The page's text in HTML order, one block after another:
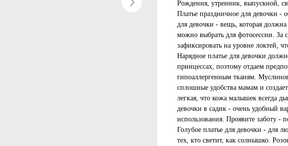
Рождения, утренник, выпускной,
Платье праздничное для девочки -
для девочки - вещь, которая
можно выбрать для фотосессии. За
зафиксировать на уровне локтей,
Нарядное платье для девочки
принцессах, поэтому отдаем
гипоаллергенным тканям.
сплошные удобства мамам и
легкая, что кожа малышек всегда
девочки в садик - очень удобный
использования. Проявите заботу -
Голубое платье для девочки - для
тех, кто светит, как солнышко.